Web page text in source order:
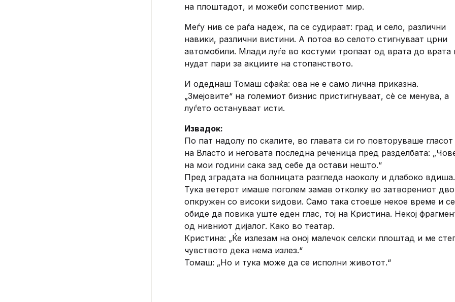
на плоштадот, и можеби сопствениот мир.
Меѓу нив се раѓа надеж, па се судираат: град и село, различни
навики, различни вистини. А потоа во селото стигнуваат црни
автомобили. Млади луѓе во костуми тропаат од врата до врата
нудат пари за акциите на стопанството.
И одеднаш Томаш сфаќа: ова не е само лична приказна.
„Змејовите“ на големиот бизнис пристигнуваат, сè се менува, а
луѓето остануваат исти.
Извадок:
По пат надолу по скалите, во главата си го повторуваше гласот
на Власто и неговата последна реченица пред разделбата:
на мои години сака зад себе да остави нешто.“
Пред зградата на болницата разгледа наоколу и длабоко вдиша.
Тука ветерот имаше поголем замав отколку во затворениот
опкружен со високи ѕидови. Само така стоеше некое време и се
обиде да повика уште еден глас, тој на Кристина. Некој
од нивниот дијалог. Како во театар.
Кристина: „Ќе излезам на оној малечок селски плоштад и ме
чувството дека нема излез.“
Томаш: „Но и тука може да се исполни животот.“